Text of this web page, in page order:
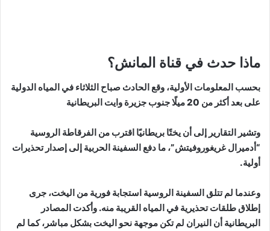
ماذا حدث في قناة المانش؟
بحسب المعلومات الأولية، وقع الحادث صباح الثلاثاء في المياه الدولية
على بعد أكثر من 20 ميلًا جنوب جزيرة وايت البريطانية
وتشير التقارير إلى أن يختًا بريطانيًا اقترب من الفرقاطة الروسية
“أدميرال غريغوروفيتش”، ما دفع السفينة الحربية إلى إصدار تحذيرات
أولية.
وعندما لم تتلق السفينة الروسية استجابة فورية من اليخت، جرى
إطلاق طلقات تحذيرية في المياه القريبة منه. وأكدت المصادر
البريطانية أن النيران لم تكن موجهة نحو اليخت بشكل مباشر، كما لم